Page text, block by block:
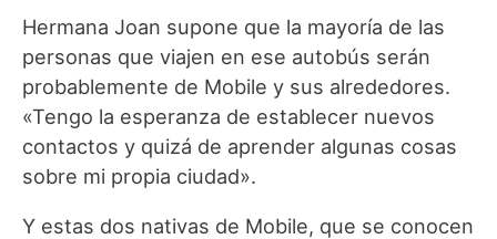
Hermana Joan supone que la mayoría de las
personas que viajen en ese autobús serán
probablemente de Mobile y sus alrededores.
«Tengo la esperanza de establecer nuevos
contactos y quizá de aprender algunas cosas
sobre mi propia ciudad».
Y estas dos nativas de Mobile, que se conocen